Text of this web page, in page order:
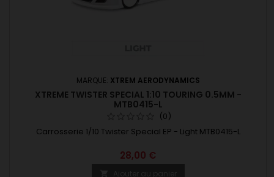
MARQUE: XTREM AERODYNAMICS
XTREME TWISTER SPECIAL 1:10 TOURING 0.5MM -
MTB0415-L
(0)
Carrosserie 1/10 Twister Special EP - Light MTB0415-L
28,00 €